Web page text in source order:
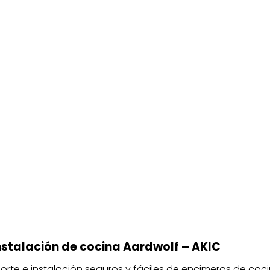
de cocina Aardwolf – AKIC